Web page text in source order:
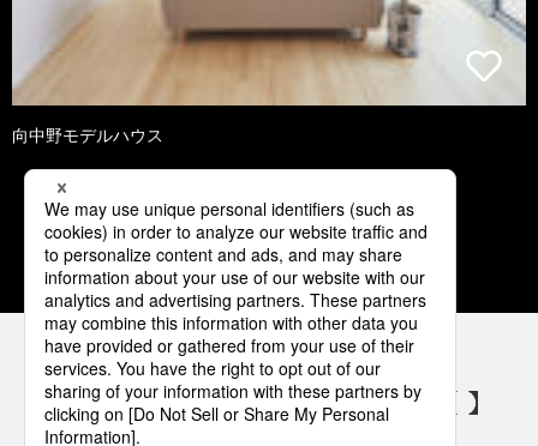
向中野モデルハウス
1 2 3 4 5
パナソニックの電気設備 SNSアカウント